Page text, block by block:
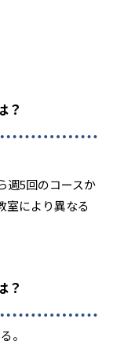
？
週5回のコースか
室により異なる
？
。